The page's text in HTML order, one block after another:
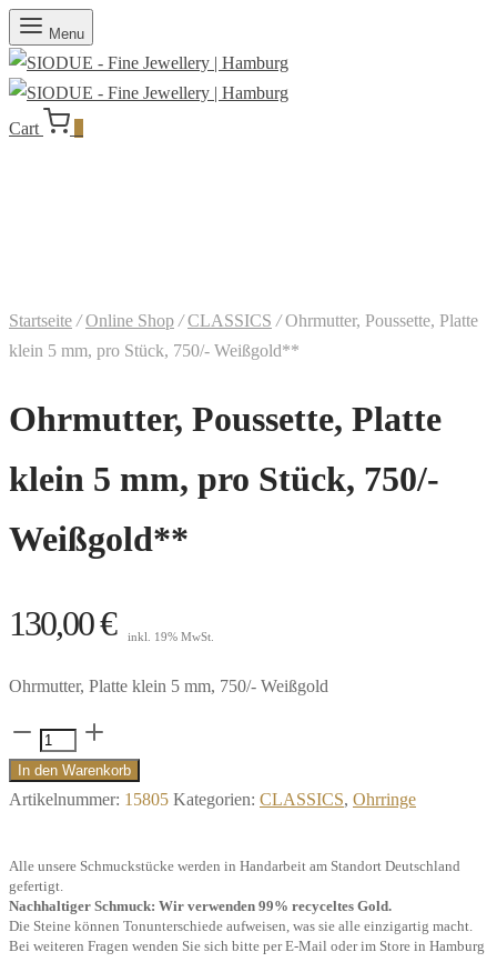
Menu
Cart
Startseite / Online Shop / CLASSICS /Ohrmutter, Poussette, Platte
klein 5 mm, pro Stück, 750/- Weißgold**
Ohrmutter, Poussette, Platte
klein 5 mm, pro Stück, 750/-
Weißgold**
130,00€ inkl. 19% MwSt.
Ohrmutter, Platte klein 5 mm, 750/- Weißgold
Ohrmutter,
Poussette,
Platte
mm,
pro
Stück,
In den Warenkorb
Artikelnummer: 15805 Kategorien: CLASSICS, Ohrringe
Alle unsere Schmuckstücke werden in Handarbeit am Standort Deutschland
gefertigt.
Nachhaltiger Schmuck: Wir verwenden 99% recyceltes Gold.
Die Steine können Tonunterschiede aufweisen, was sie alle einzigartig macht.
Bei weiteren Fragen wenden Sie sich bitte per E-Mail oder im Store in Hamburg